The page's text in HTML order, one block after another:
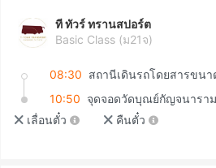
ที ทัวร์ ทรานสปอร์ต
Basic Class (ม21จ)
08:30
10:50 จุดจอดวัดบุณย์กัญจนารา
เลื่อนตั๋ว
คืนตั๋ว